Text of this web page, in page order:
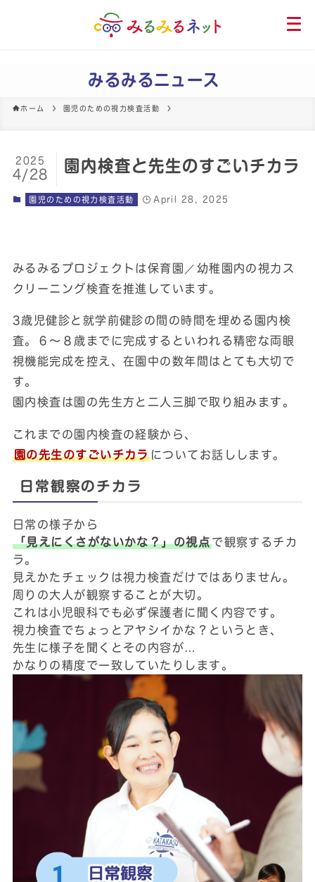
メ
ニ
みるみるニュース
ホーム 園児のための視力検査活動
園内検査と先生のすごいチカラ
2025
4/28
園児のための視力検査活動 April 28, 2025
みるみるプロジェクトは保育園／幼稚園内の視力ス
クリーニング検査を推進しています。
3歳児健診と就学前健診の間の時間を埋める園内検
査。６～８歳までに完成するといわれる精密な両眼
視機能完成を控え、在園中の数年間はとても大切で
す。
園内検査は園の先生方と二人三脚で取り組みます。
これまでの園内検査の経験から、
園の先生のすごいチカラについてお話しします。
日常観察のチカラ
日常の様子から
「見えにくさがないかな？」の視点で観察するチカ
ラ。
見えかたチェックは視力検査だけではありません。
周りの大人が観察することが大切。
これは小児眼科でも必ず保護者に聞く内容です。
視力検査でちょっとアヤシイかな？というとき、
先生に様子を聞くとその内容が…
かなりの精度で一致していたりします。